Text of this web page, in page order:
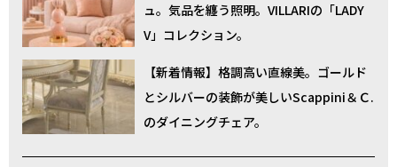
ュ。気品を纏う照明。VILLARIの「LADY
V」コレクション。
【新着情報】格調高い直線美。ゴールド
とシルバーの装飾が美しいScappini＆Ｃ.
のダイニングチェア。